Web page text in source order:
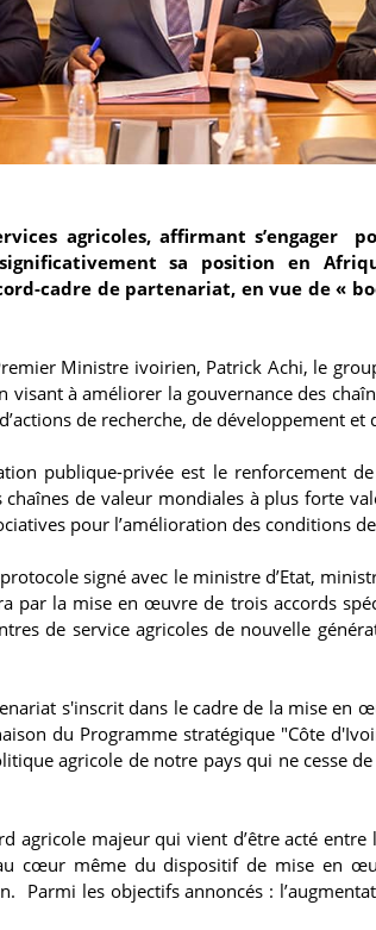
agricoles, affirmant s’engager
sa position en
cadre de partenariat, en vue de «
Ministre ivoirien, Patrick Achi, le
visant à améliorer la gouvernance des
de recherche, de développement et
publique-privée est le renforcement
de valeur mondiales à plus forte
pour l’amélioration des conditions
signé avec le ministre d’Etat,
par la mise en œuvre de trois accords
de service agricoles de nouvelle
s'inscrit dans le cadre de la mise en
du Programme stratégique "Côte
agricole de notre pays qui ne cesse
agricole majeur qui vient d’être acté
au cœur même du dispositif de mise en
Parmi les objectifs annoncés :